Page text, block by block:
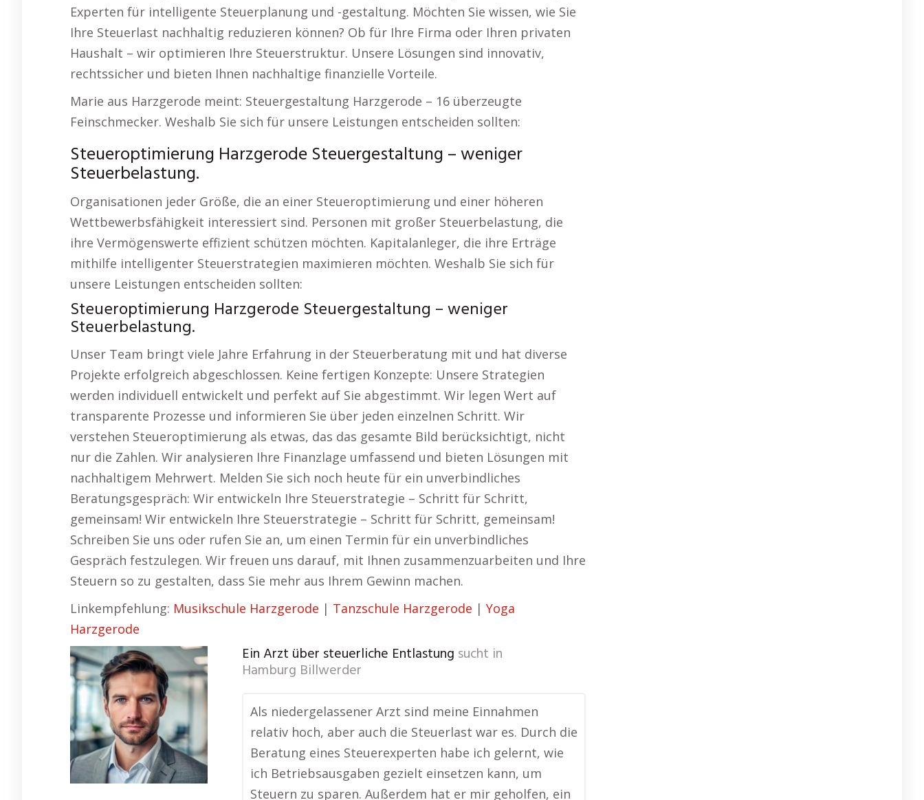
Experten für intelligente Steuerplanung und -gestaltung. Möchten Sie wissen, wie Sie
Ihre Steuerlast nachhaltig reduzieren können? Ob für Ihre Firma oder Ihren privaten
Haushalt – wir optimieren Ihre Steuerstruktur. Unsere Lösungen sind innovativ,
rechtssicher und bieten Ihnen nachhaltige finanzielle Vorteile.
Marie aus Harzgerode meint: Steuergestaltung Harzgerode – 16 überzeugte
Feinschmecker. Weshalb Sie sich für unsere Leistungen entscheiden sollten:
Steueroptimierung Harzgerode Steuergestaltung – weniger
Steuerbelastung.
Organisationen jeder Größe, die an einer Steueroptimierung und einer höheren
Wettbewerbsfähigkeit interessiert sind. Personen mit großer Steuerbelastung, die
ihre Vermögenswerte effizient schützen möchten. Kapitalanleger, die ihre Erträge
mithilfe intelligenter Steuerstrategien maximieren möchten. Weshalb Sie sich für
unsere Leistungen entscheiden sollten:
Steueroptimierung Harzgerode Steuergestaltung – weniger
Steuerbelastung.
Unser Team bringt viele Jahre Erfahrung in der Steuerberatung mit und hat diverse
Projekte erfolgreich abgeschlossen. Keine fertigen Konzepte: Unsere Strategien
werden individuell entwickelt und perfekt auf Sie abgestimmt. Wir legen Wert auf
transparente Prozesse und informieren Sie über jeden einzelnen Schritt. Wir
verstehen Steueroptimierung als etwas, das das gesamte Bild berücksichtigt, nicht
nur die Zahlen. Wir analysieren Ihre Finanzlage umfassend und bieten Lösungen mit
nachhaltigem Mehrwert. Melden Sie sich noch heute für ein unverbindliches
Beratungsgespräch: Wir entwickeln Ihre Steuerstrategie – Schritt für Schritt,
gemeinsam! Wir entwickeln Ihre Steuerstrategie – Schritt für Schritt, gemeinsam!
Schreiben Sie uns oder rufen Sie an, um einen Termin für ein unverbindliches
Gespräch festzulegen. Wir freuen uns darauf, mit Ihnen zusammenzuarbeiten und Ihre
Steuern so zu gestalten, dass Sie mehr aus Ihrem Gewinn machen.
Linkempfehlung: Musikschule Harzgerode | Tanzschule Harzgerode | Yoga
Harzgerode
Ein Arzt über steuerliche Entlastung sucht in
Hamburg Billwerder
Als niedergelassener Arzt sind meine Einnahmen
relativ hoch, aber auch die Steuerlast war es. Durch die
Beratung eines Steuerexperten habe ich gelernt, wie
ich Betriebsausgaben gezielt einsetzen kann, um
Steuern zu sparen. Außerdem hat er mir geholfen, ein